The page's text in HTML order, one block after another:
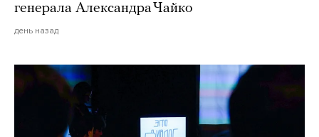
генерала Александра Чайко
день назад